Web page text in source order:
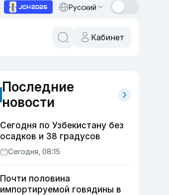
Русский
Кабинет
Последние
новости
Сегодня по Узбекистану без
осадков и 38 градусов
Сегодня, 08:15
Почти половина
импортируемой говядины в